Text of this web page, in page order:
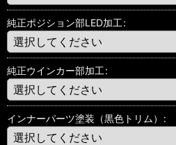
純正ポジション部LED加工:
純正ウインカー部加工:
インナーパーツ塗装（黒色トリム） :